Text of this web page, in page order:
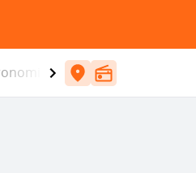
Entretenimento